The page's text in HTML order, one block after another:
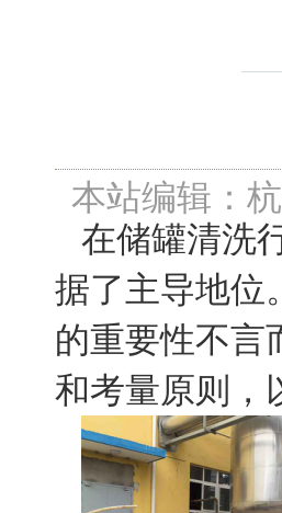
本站编辑：
在储罐清洗
据了主导地位
的重要性不言
和考量原则，